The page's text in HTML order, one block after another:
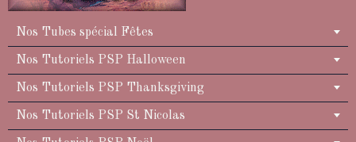
Nos Tubes spécial Fêtes
Nos Tutoriels PSP Halloween
Nos Tutoriels PSP Thanksgiving
Nos Tutoriels PSP St Nicolas